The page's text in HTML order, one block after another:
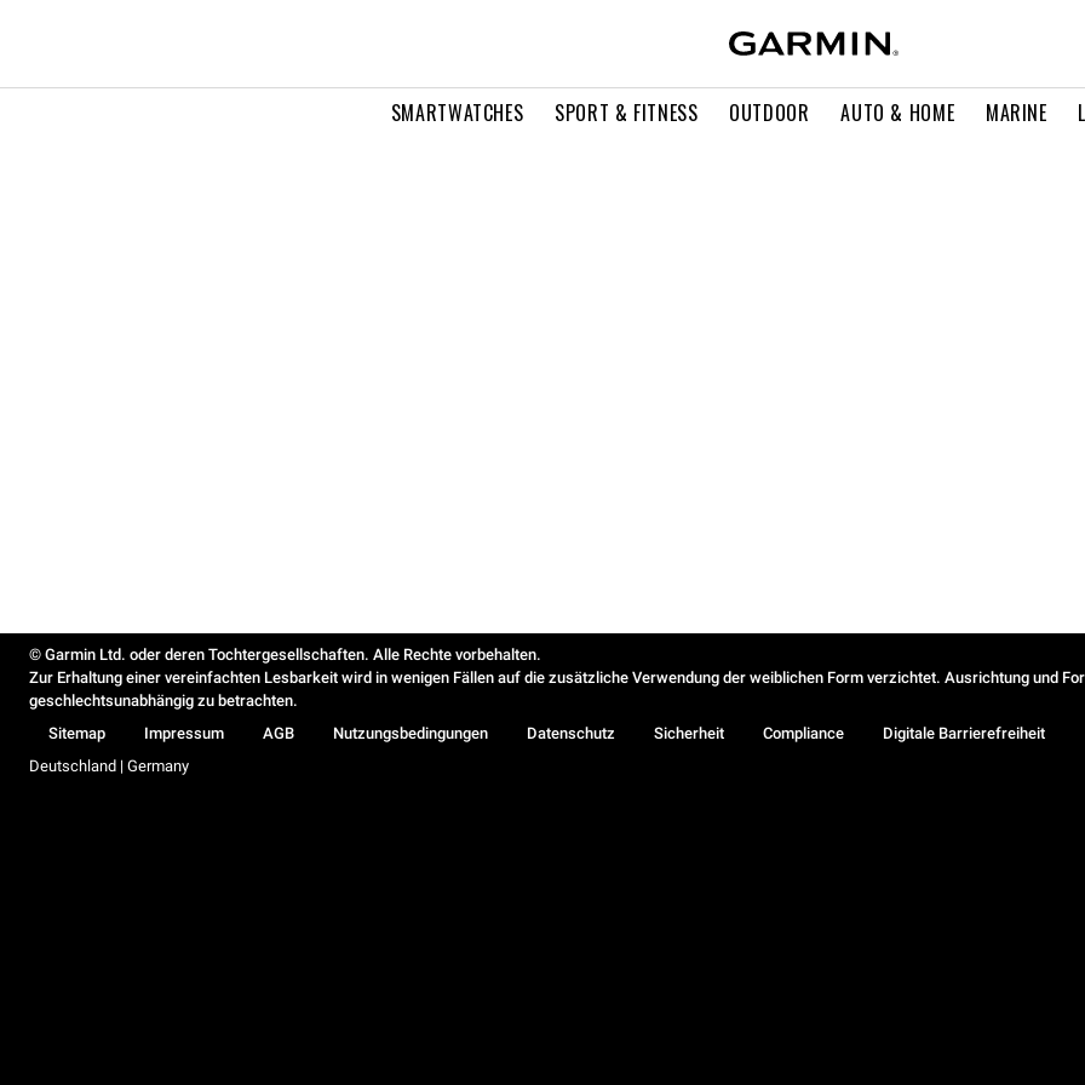
SMARTWATCHES SPORT & FITNESS OUTDOOR AUTO & HOME MARINE
© Garmin Ltd. oder deren Tochtergesellschaften. Alle Rechte vorbehalten.
Zur Erhaltung einer vereinfachten Lesbarkeit wird in wenigen Fällen auf die zusätzliche Verwendung der weiblichen Form verzichtet. Ausrichtung und
geschlechtsunabhängig zu betrachten.
Sitemap
Impressum AGB Nutzungsbedingungen Datenschutz Sicherheit Compliance
Digitale Barrierefreiheit
Deutschland | Germany